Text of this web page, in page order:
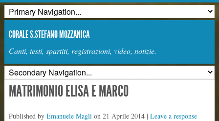
CORALE S.STEFANO MOZZANICA
Canti, testi, spartiti, registrazioni, video, notizie.
MATRIMONIO ELISA E MARCO
Published by Emanuele Maglion 21 Aprile 2014| Leave a response